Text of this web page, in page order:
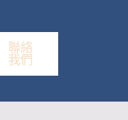
聯絡
我們